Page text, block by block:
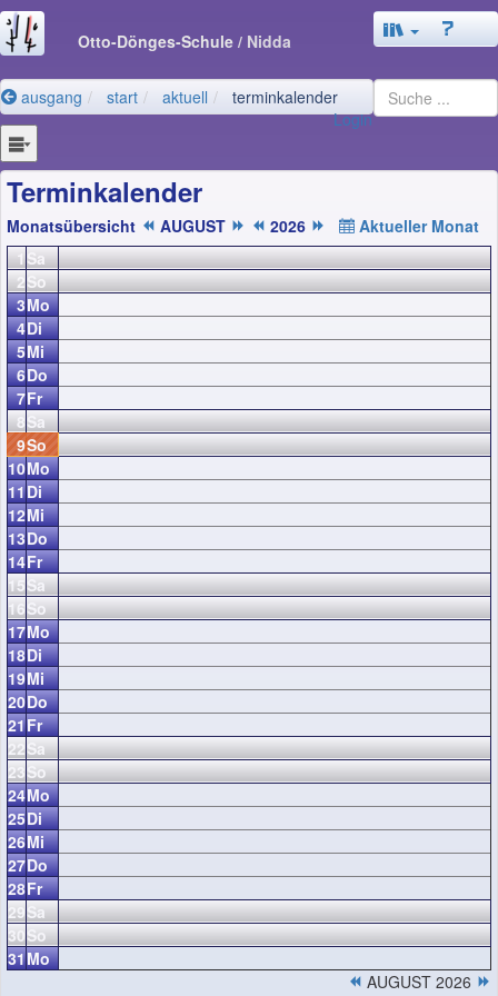
Otto-Dönges-Schule / Nidda
ausgang start aktuell
terminkalender
Login
Terminkalender
Monatsübersicht AUGUST 2026
Aktueller Monat
1Sa
2So
3Mo
4Di
5Mi
6Do
7Fr
8Sa
9So
10Mo
11Di
12Mi
13Do
14Fr
15Sa
16So
17Mo
18Di
19Mi
20Do
21Fr
22Sa
23So
24Mo
25Di
26Mi
27Do
28Fr
29Sa
30So
31Mo
AUGUST 2026